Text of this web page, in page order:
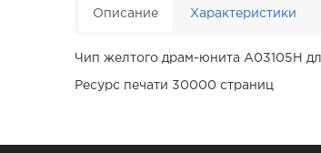
Описание Характеристики
Чип желтого драм-юнита A03105H
Ресурс печати 30000 страниц